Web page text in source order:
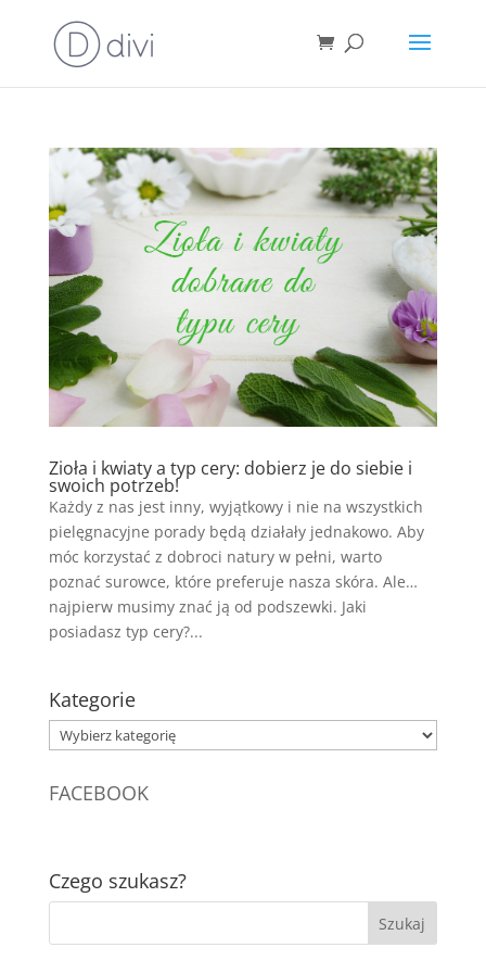
Zioła i kwiaty a typ cery: dobierz je do siebie i
swoich potrzeb!
Każdy z nas jest inny, wyjątkowy i nie na wszystkich
pielęgnacyjne porady będą działały jednakowo. Aby
móc korzystać z dobroci natury w pełni, warto
poznać surowce, które preferuje nasza skóra. Ale…
najpierw musimy znać ją od podszewki. Jaki
posiadasz typ cery?...
Kategorie
Kategorie
FACEBOOK
Czego szukasz?